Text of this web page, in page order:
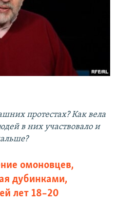
протестах? Как вела
в них участвовало и
омоновцев,
дубинками,
лет 18–20